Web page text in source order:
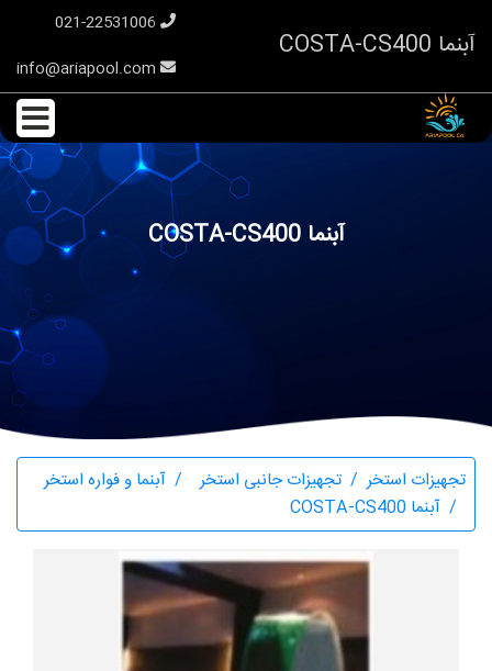
آبنما COSTA-CS400
آبنما COSTA-CS400
تجهیزات استخر تجهیزات جانبی استخر
آبنما و فواره استخر
آبنما COSTA-CS400